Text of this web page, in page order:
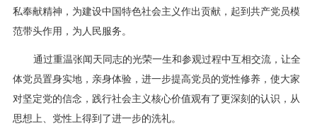
私奉献精神，为建设中国特色社会主义作出贡献，起到共产党员模
范带头作用，为人民服务。
通过重温张闻天同志的光荣一生和参观过程中互相交流，让全
体党员置身实地，亲身体验，进一步提高党员的党性修养，使大家
对坚定党的信念，践行社会主义核心价值观有了更深刻的认识，从
思想上、党性上得到了进一步的洗礼。